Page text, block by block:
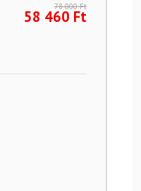
78 000Ft
58 460 Ft